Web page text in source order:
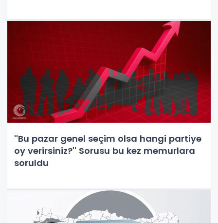
''Bu pazar genel seçim olsa hangi partiye
oy verirsiniz?'' Sorusu bu kez memurlara
soruldu